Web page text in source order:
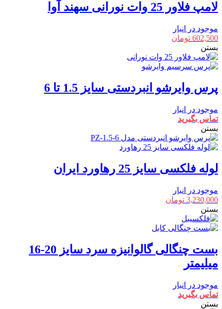
لامپ فلاور 25 وات نورانی سهند آوا
موجود در انبار
602,500 تومان
بستن
پرس وایرشو انبردستی سایز 1.5 تا 6
موجود در انبار
تماس بگیرید
بستن
لوله فلکسی سایز 25 رهاورد ایران
موجود در انبار
3,230,000 تومان
بستن
بست چنگالی گالوانیزه سرد سایز 20-16
میلیمتر
موجود در انبار
تماس بگیرید
بستن